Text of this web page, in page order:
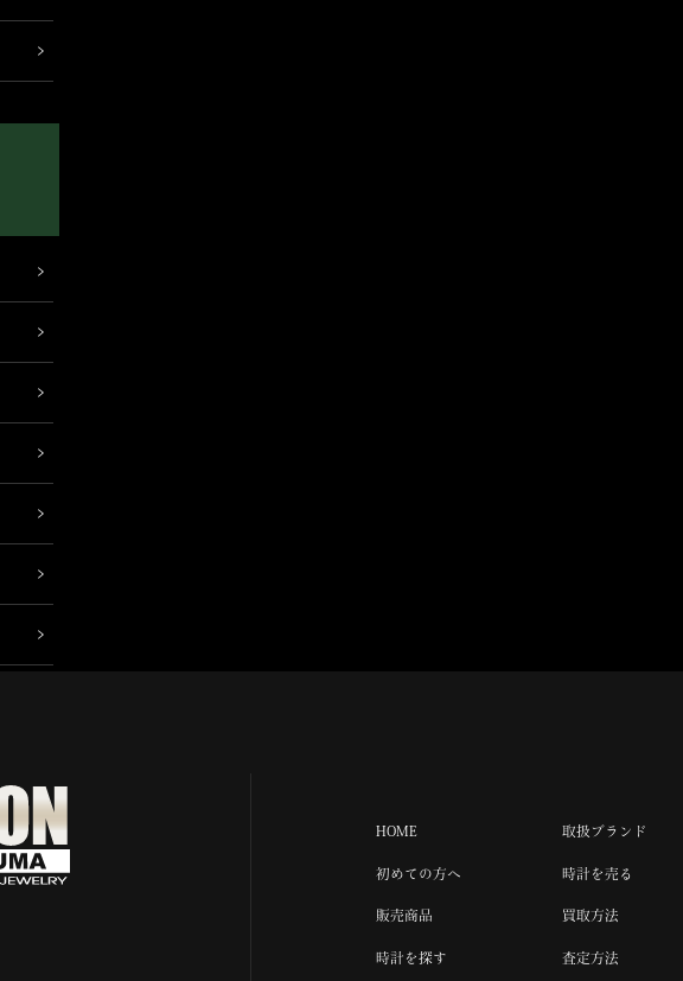
HOME
初めての方へ
販売商品
時計を探す
取扱ブランド
時計を売る
買取方法
査定方法